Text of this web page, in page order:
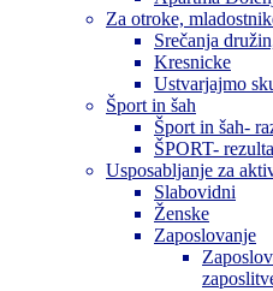
Za otroke,
Srečanja
Kresnicke
Ustvarjajmo
Šport in šah
Šport in šah-
ŠPORT-
Usposabljanje za
Slabovidni
Ženske
Zaposlovanje